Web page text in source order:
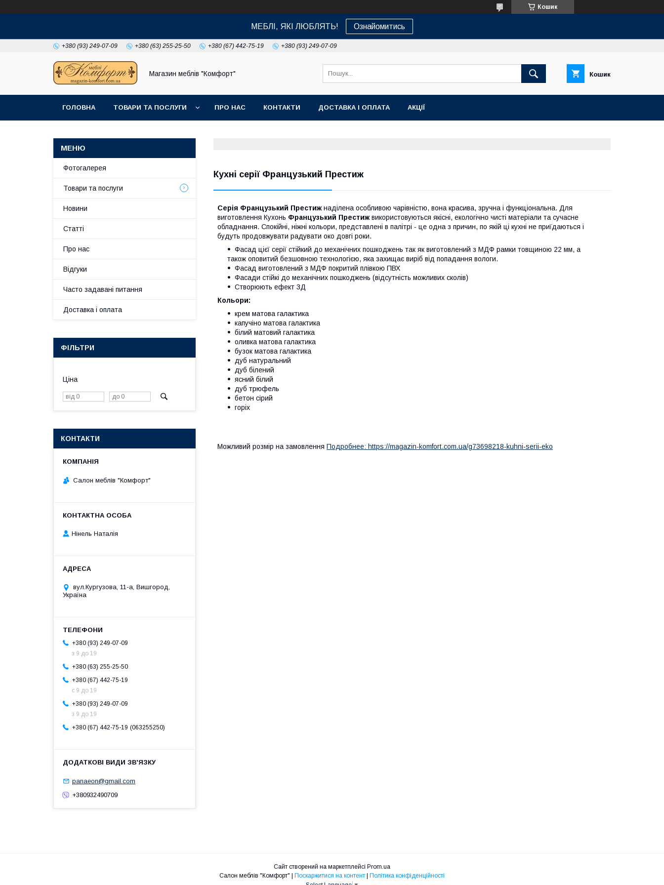
Кошик
МЕБЛІ, ЯКІ ЛЮБЛЯТЬ! Ознайомитись
+380 (93) 249-07-09 +380 (63) 255-25-50 +380 (67) 442-75-19 +380 (93) 249-07-09
Магазин меблів "Комфорт" Кошик
ГОЛОВНА ТОВАРИ ТА ПОСЛУГИ ПРО НАС КОНТАКТИ ДОСТАВКА І ОПЛАТА АКЦІЇ
Кухні серії Французький Престиж
Серія Французький Престиж наділена особливою чарівністю, вона красива, зручна і функціональна. Для
виготовлення Кухонь Французький Престиж використовуються якісні, екологічно чисті матеріали та сучасне
обладнання. Спокійні, ніжні кольори, представлені в палітрі - це одна з причин, по якій ці кухні не приїдаються і
будуть продовжувати радувати око довгі роки.
Фасад цієї серії стійкий до механічних пошкоджень так як виготовлений з МДФ рамки товщиною 22 мм, а
також оповитий безшовною технологією, яка захищає виріб від попадання вологи.
Фасад виготовлений з МДФ покритий плівкою ПВХ
Фасади стійкі до механічних пошкоджень (відсутність можливих сколів)
Створюють ефект 3Д
Кольори:
крем матова галактика
капучіно матова галактика
білий матовий галактика
оливка матова галактика
бузок матова галактика
дуб натуральний
дуб білений
ясний білий
дуб трюфель
бетон сірий
горіх
Можливий розмір на замовлення Подробнее: https://magazin-komfort.com.ua/g73698218-kuhni-serii-eko
Фотогалерея
Товари та послуги
Новини
Статті
Про нас
Відгуки
Часто задавані питання
Доставка і оплата
ФІЛЬТРИ
Ціна
КОНТАКТИ
Салон меблів "Комфорт"
Нінель Наталія
вул.Кургузова, 11-а, Вишгород,
Україна
+380 (93) 249-07-09
з 9 до 19
+380 (63) 255-25-50
+380 (67) 442-75-19
с 9 до 19
+380 (93) 249-07-09
з 9 до 19
+380 (67) 442-75-19
063255250
panaeon@gmail.com
+380932490709
Сайт створений на маркетплейсі Prom.ua
Поскаржитися на контент
Політика конфіденційності